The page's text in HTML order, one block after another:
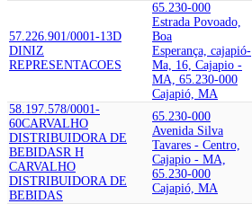
57.226.901/0001-13D
DINIZ
REPRESENTACOES
65.230-000
Estrada Povoado,
Boa
Esperança, cajapió-
Ma, 16, Cajapio -
MA, 65.230-000
Cajapió, MA
58.197.578/0001-
60CARVALHO
DISTRIBUIDORA DE
BEBIDASR H
CARVALHO
DISTRIBUIDORA DE
BEBIDAS
65.230-000
Avenida Silva
Tavares - Centro,
Cajapio - MA,
65.230-000
Cajapió, MA